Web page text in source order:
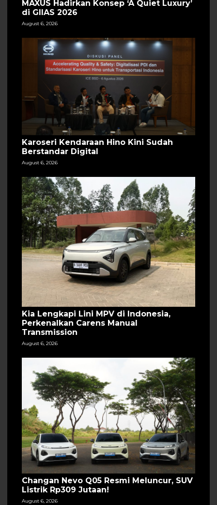
MAXUS Hadirkan Konsep ‘A Quiet Luxury’
di GIIAS 2026
August 6, 2026
Karoseri Kendaraan Hino Kini Sudah
Berstandar Digital
August 6, 2026
Kia Lengkapi Lini MPV di Indonesia,
Perkenalkan Carens Manual
Transmission
August 6, 2026
Changan Nevo Q05 Resmi Meluncur, SUV
Listrik Rp309 Jutaan!
August 6, 2026